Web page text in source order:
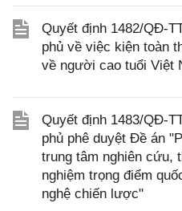
Quyết định 1482/QĐ-
phủ về việc kiện toàn
về người cao tuổi Việt
Quyết định 1483/QĐ-
phủ phê duyệt Đề án
trung tâm nghiên cứu,
nghiệm trọng điểm
nghệ chiến lược"